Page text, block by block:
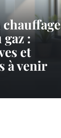
:
et
à venir